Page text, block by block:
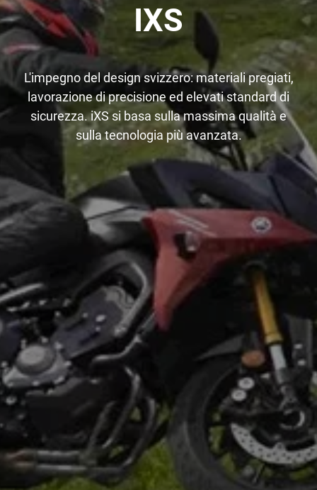
IXS
L'impegno del design svizzero: materiali pregiati,
lavorazione di precisione ed elevati standard di
sicurezza. iXS si basa sulla massima qualità e
sulla tecnologia più avanzata.